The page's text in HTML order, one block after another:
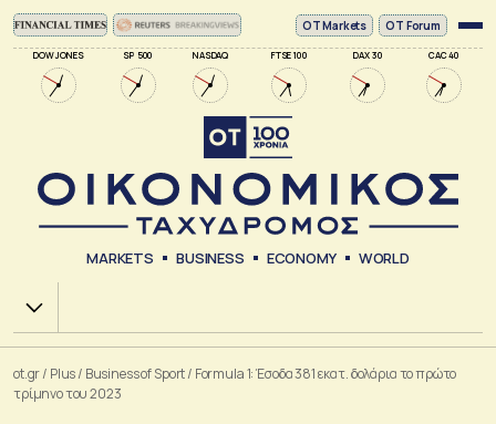
DOW JONES SP 500 NASDAQ FTSE 100 DAX 30 CAC 40
ΟΤ Markets OT Forum
MARKETS BUSINESS ECONOMY WORLD
Χ.Α.
ot.gr/ Plus/ Business of Sport/ Formula 1: Έσοδα 381 εκατ. δολάρια το πρώτο
τρίμηνο του 2023